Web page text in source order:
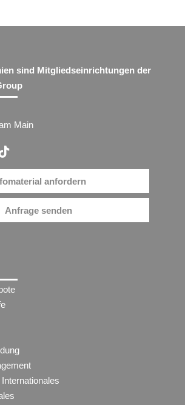
sind Mitgliedseinrichtungen der
Main
anfordern
Anfrage senden